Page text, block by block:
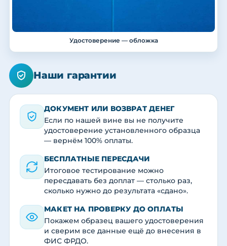
Удостоверение — обложка
Наши гарантии
ДОКУМЕНТ ИЛИ ВОЗВРАТ ДЕНЕГ
Если по нашей вине вы не получите
удостоверение установленного образца
— вернём 100% оплаты.
БЕСПЛАТНЫЕ ПЕРЕСДАЧИ
Итоговое тестирование можно
пересдавать без доплат — столько раз,
сколько нужно до результата «сдано».
МАКЕТ НА ПРОВЕРКУ ДО ОПЛАТЫ
Покажем образец вашего удостоверения
и сверим все данные ещё до внесения в
ФИС ФРДО.